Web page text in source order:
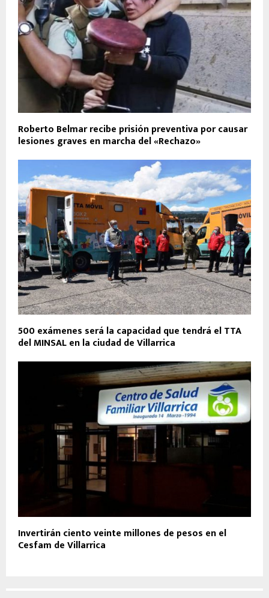
Roberto Belmar recibe prisión preventiva por causar
lesiones graves en marcha del «Rechazo»
500 exámenes será la capacidad que tendrá el TTA
del MINSAL en la ciudad de Villarrica
Invertirán ciento veinte millones de pesos en el
Cesfam de Villarrica